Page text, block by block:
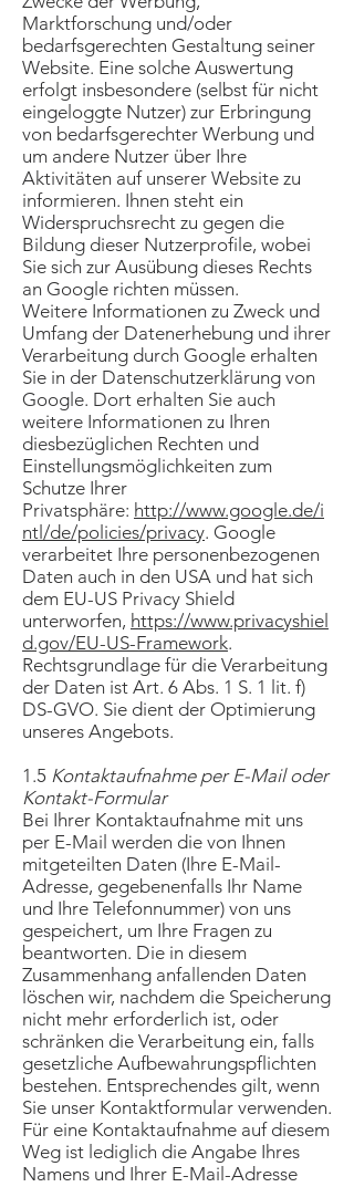
Marktforschung und/oder
bedarfsgerechten Gestaltung seiner
Website. Eine solche Auswertung
erfolgt insbesondere (selbst für nicht
eingeloggte Nutzer) zur Erbringung
von bedarfsgerechter Werbung und
um andere Nutzer über Ihre
Aktivitäten auf unserer Website zu
informieren. Ihnen steht ein
Widerspruchsrecht zu gegen die
Bildung dieser Nutzerprofile, wobei
Sie sich zur Ausübung dieses Rechts
an Google richten müssen.
Weitere Informationen zu Zweck und
Umfang der Datenerhebung und ihrer
Verarbeitung durch Google erhalten
Sie in der Datenschutzerklärung von
Google. Dort erhalten Sie auch
weitere Informationen zu Ihren
diesbezüglichen Rechten und
Einstellungsmöglichkeiten zum
Schutze Ihrer
Privatsphäre: http://www.google.de/i
ntl/de/policies/privacy. Google
verarbeitet Ihre personenbezogenen
Daten auch in den USA und hat sich
dem EU-US Privacy Shield
unterworfen, https://www.privacyshiel
d.gov/EU-US-Framework.
Rechtsgrundlage für die Verarbeitung
der Daten ist Art. 6 Abs. 1 S. 1 lit. f)
DS-GVO. Sie dient der Optimierung
unseres Angebots.
1.5 Kontaktaufnahme per E-Mail oder
Kontakt-Formular
Bei Ihrer Kontaktaufnahme mit uns
per E-Mail werden die von Ihnen
mitgeteilten Daten (Ihre E-Mail-
Adresse, gegebenenfalls Ihr Name
und Ihre Telefonnummer) von uns
gespeichert, um Ihre Fragen zu
beantworten. Die in diesem
Zusammenhang anfallenden Daten
löschen wir, nachdem die Speicherung
nicht mehr erforderlich ist, oder
schränken die Verarbeitung ein, falls
gesetzliche Aufbewahrungspflichten
bestehen. Entsprechendes gilt, wenn
Sie unser Kontaktformular verwenden.
Für eine Kontaktaufnahme auf diesem
Weg ist lediglich die Angabe Ihres
Namens und Ihrer E-Mail-Adresse